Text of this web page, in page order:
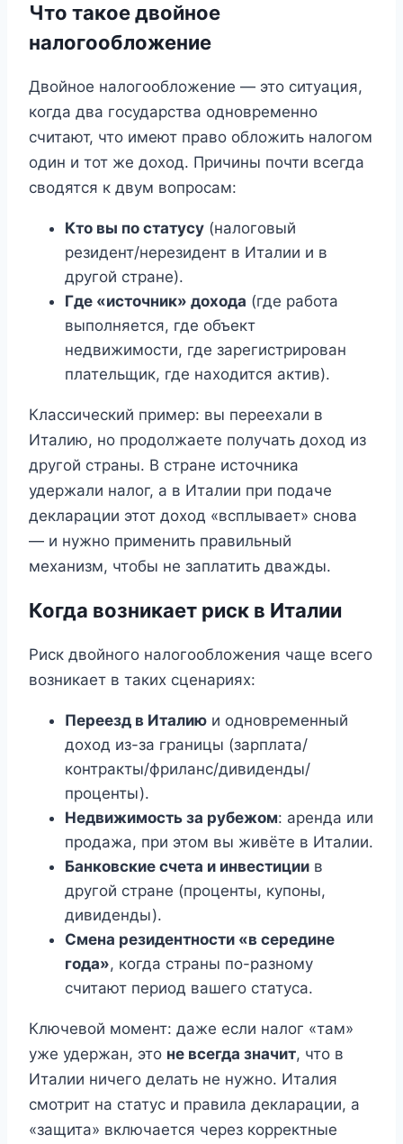
Что такое двойное
налогообложение
Двойное налогообложение — это ситуация,
когда два государства одновременно
считают, что имеют право обложить налогом
один и тот же доход. Причины почти всегда
сводятся к двум вопросам:
Кто вы по статусу (налоговый
резидент/нерезидент в Италии и в
другой стране).
Где «источник» дохода (где работа
выполняется, где объект
недвижимости, где зарегистрирован
плательщик, где находится актив).
Классический пример: вы переехали в
Италию, но продолжаете получать доход из
другой страны. В стране источника
удержали налог, а в Италии при подаче
декларации этот доход «всплывает» снова
— и нужно применить правильный
механизм, чтобы не заплатить дважды.
Когда возникает риск в Италии
Риск двойного налогообложения чаще всего
возникает в таких сценариях:
Переезд в Италию и одновременный
доход из-за границы (зарплата/
контракты/фриланс/дивиденды/
проценты).
Недвижимость за рубежом: аренда или
продажа, при этом вы живёте в Италии.
Банковские счета и инвестиции в
другой стране (проценты, купоны,
дивиденды).
Смена резидентности «в середине
года», когда страны по-разному
считают период вашего статуса.
Ключевой момент: даже если налог «там»
уже удержан, это не всегда значит, что в
Италии ничего делать не нужно. Италия
смотрит на статус и правила декларации, а
«защита» включается через корректные